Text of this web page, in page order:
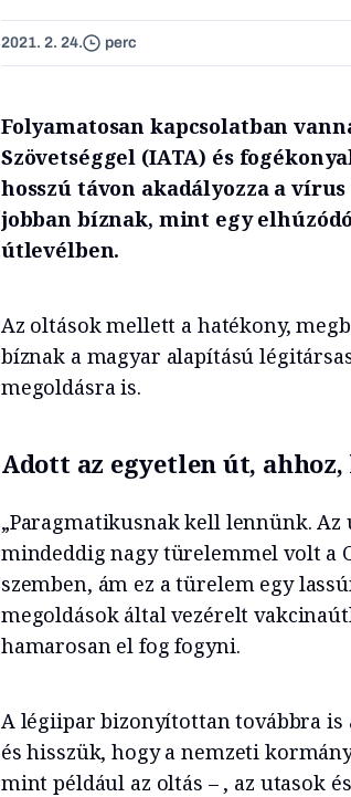
2021. 2. 24. perc
Folyamatosan kapcsolatban
Szövetséggel (IATA) és
hosszú távon akadályozza a
jobban bíznak, mint egy
útlevélben.
Az oltások mellett a hatékony,
bíznak a magyar alapítású
megoldásra is.
Adott az egyetlen út,
„Paragmatikusnak kell lennünk. Az
mindeddig nagy türelemmel volt a
szemben, ám ez a türelem egy
megoldások által vezérelt
hamarosan el fog fogyni.
A légiipar bizonyítottan továbbra is
és hisszük, hogy a nemzeti
mint például az oltás – , az utasok